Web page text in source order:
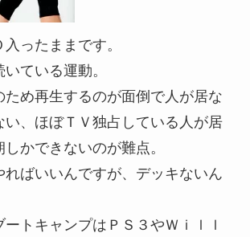
ったままです。
ている運動。
ため再生するのが面倒で人が居な
い、ほぼＴＶ独占している人が居
かできないのが難点。
ればいいんですが、デッキないん
トキャンプはＰＳ３やＷｉｌｌ